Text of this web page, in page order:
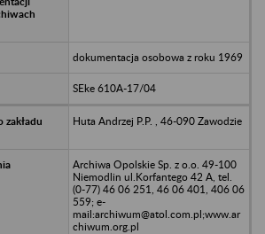
dokumentacja osobowa z roku 1969
SEke 610A-17/04
Huta Andrzej P.P. , 46-090 Zawodzie
Archiwa Opolskie Sp. z o.o. 49-100
Niemodlin ul.Korfantego 42 A, tel.
(0-77) 46 06 251, 46 06 401, 406 06
559; e-
mail:archiwum@atol.com.pl;www.ar
chiwum.org.pl